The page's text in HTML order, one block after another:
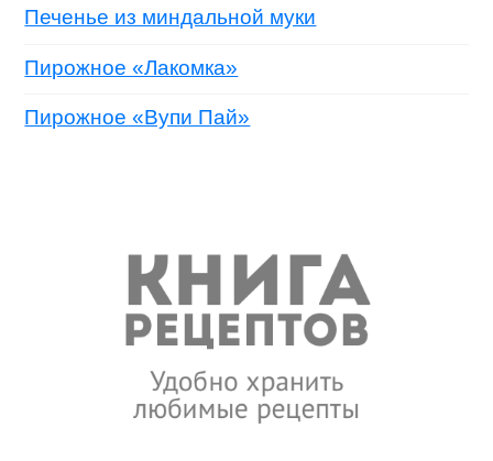
Печенье из миндальной муки
Пирожное «Лакомка»
Пирожное «Вупи Пай»